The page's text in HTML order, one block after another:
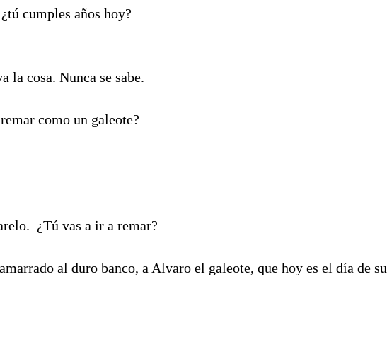
cumples años hoy?
la cosa. Nunca se sabe.
como un galeote?
¿Tú vas a ir a remar?
al duro banco, a Alvaro el galeote, que hoy es el día de su